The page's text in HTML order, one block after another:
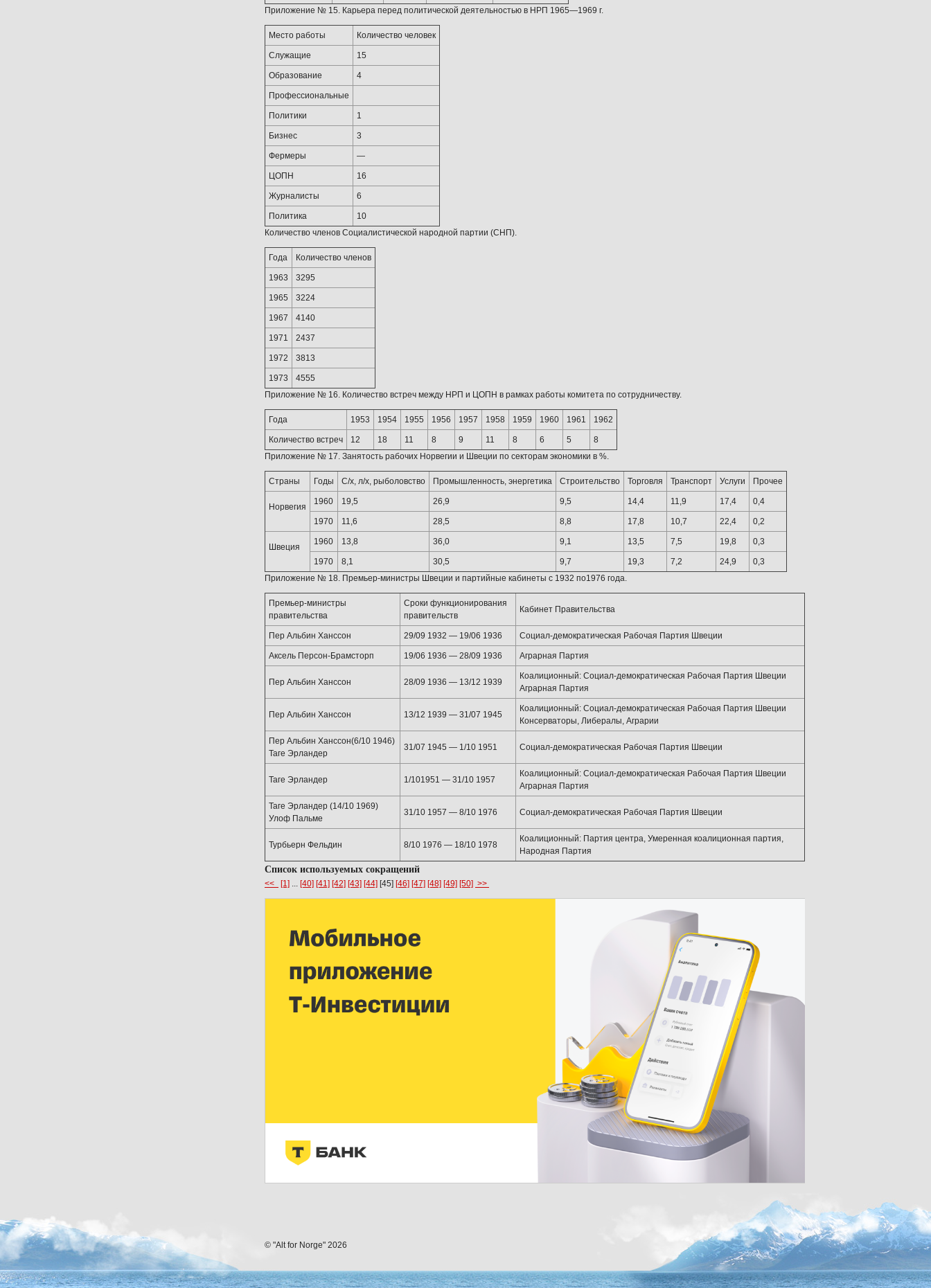
Приложение № 15. Карьера перед политической деятельностью в НРП 1965—1969 г.
Место работы Количество человек
Служащие 15
Образование 4
Профессиональные
Политики 1
Бизнес 3
Фермеры —
ЦОПН 16
Журналисты 6
Политика
10
Количество членов Социалистической народной партии (СНП).
Года Количество членов
1963 3295
1965 3224
1967 4140
1971 2437
1972 3813
1973
4555
Приложение № 16. Количество встреч между НРП и ЦОПН в рамках работы комитета по сотрудничеству.
Года 1953 1954 1955 1956 1957 1958 1959 1960 1961 1962
Количество встреч 12 18 11 8 9 11 8 6 5
8
Приложение № 17. Занятость рабочих Норвегии и Швеции по секторам экономики в %.
Страны Годы С/х, л/х, рыболовство Промышленность, энергетика Строительство Торговля Транспорт Услуги Прочее
Норвегия
1960 19,5 26,9 9,5 14,4 11,9 17,4 0,4
1970 11,6 28,5 8,8 17,8 10,7 22,4 0,2
Швеция
1960 13,8 36,0 9,1 13,5 7,5 19,8 0,3
1970 8,1 30,5 9,7 19,3 7,2 24,9
0,3
Приложение № 18. Премьер-министры Швеции и партийные кабинеты с 1932 по1976 года.
Премьер-министры
правительства
Сроки функционирования
правительств
Кабинет Правительства
Пер Альбин Ханссон 29/09 1932 — 19/06 1936 Социал-демократическая Рабочая Партия Швеции
Аксель Персон-Брамсторп 19/06 1936 — 28/09 1936 Аграрная Партия
Пер Альбин Ханссон 28/09 1936 — 13/12 1939
Коалиционный: Социал-демократическая Рабочая Партия Швеции
Аграрная Партия
Пер Альбин Ханссон 13/12 1939 — 31/07 1945
Коалиционный: Социал-демократическая Рабочая Партия Швеции
Консерваторы, Либералы, Аграрии
Пер Альбин Ханссон(6/10 1946)
Таге Эрландер
31/07 1945 — 1/10 1951 Социал-демократическая Рабочая Партия Швеции
Таге Эрландер 1/101951 — 31/10 1957
Коалиционный: Социал-демократическая Рабочая Партия Швеции
Аграрная Партия
Таге Эрландер (14/10 1969)
Улоф Пальме
31/10 1957 — 8/10 1976 Социал-демократическая Рабочая Партия Швеции
Турбьерн Фельдин 8/10 1976 — 18/10 1978
Коалиционный: Партия центра, Умеренная коалиционная партия,
Народная Партия
Список используемых сокращений
<< [1] ... [40] [41] [42] [43] [44] [45] [46] [47] [48] [49] [50] >>
© "Alt for Norge" 2026